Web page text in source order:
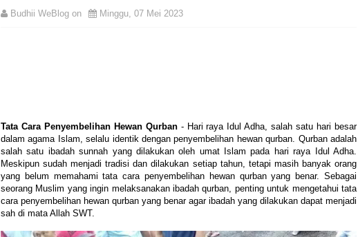
Budhii WeBlog on Minggu, 07 Mei 2023
Tata Cara Penyembelihan Hewan Qurban- Hari raya Idul Adha, salah satu hari besar
dalam agama Islam, selalu identik dengan penyembelihan hewan qurban. Qurban adalah
salah satu ibadah sunnah yang dilakukan oleh umat Islam pada hari raya Idul Adha.
Meskipun sudah menjadi tradisi dan dilakukan setiap tahun, tetapi masih banyak orang
yang belum memahami tata cara penyembelihan hewan qurban yang benar. Sebagai
seorang Muslim yang ingin melaksanakan ibadah qurban, penting untuk mengetahui tata
cara penyembelihan hewan qurban yang benar agar ibadah yang dilakukan dapat menjadi
sah di mata Allah SWT.